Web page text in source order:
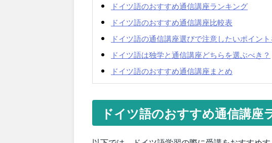
ドイツ語のおすすめ通信講座ランキング
ドイツ語のおすすめ通信講座比較表
ドイツ語の通信講座選びで注意したいポイン
ドイツ語は独学と通信講座どちらを選ぶべき？
ドイツ語のおすすめ通信講座まとめ
ドイツ語のおすすめ通信講座